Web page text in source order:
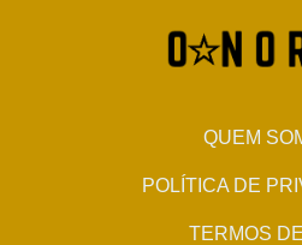
QUEM
POLÍTICA DE
TERMOS